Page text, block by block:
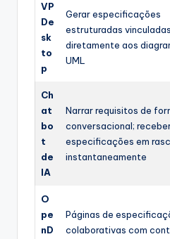
VP
De
sk
to
p
Gerar especificações
estruturadas vinculadas
diretamente aos
UML
Ch
at
bo
t
de
IA
Narrar requisitos de
conversacional;
especificações em
instantaneamente
O
pe
nD
Páginas de
colaborativas com